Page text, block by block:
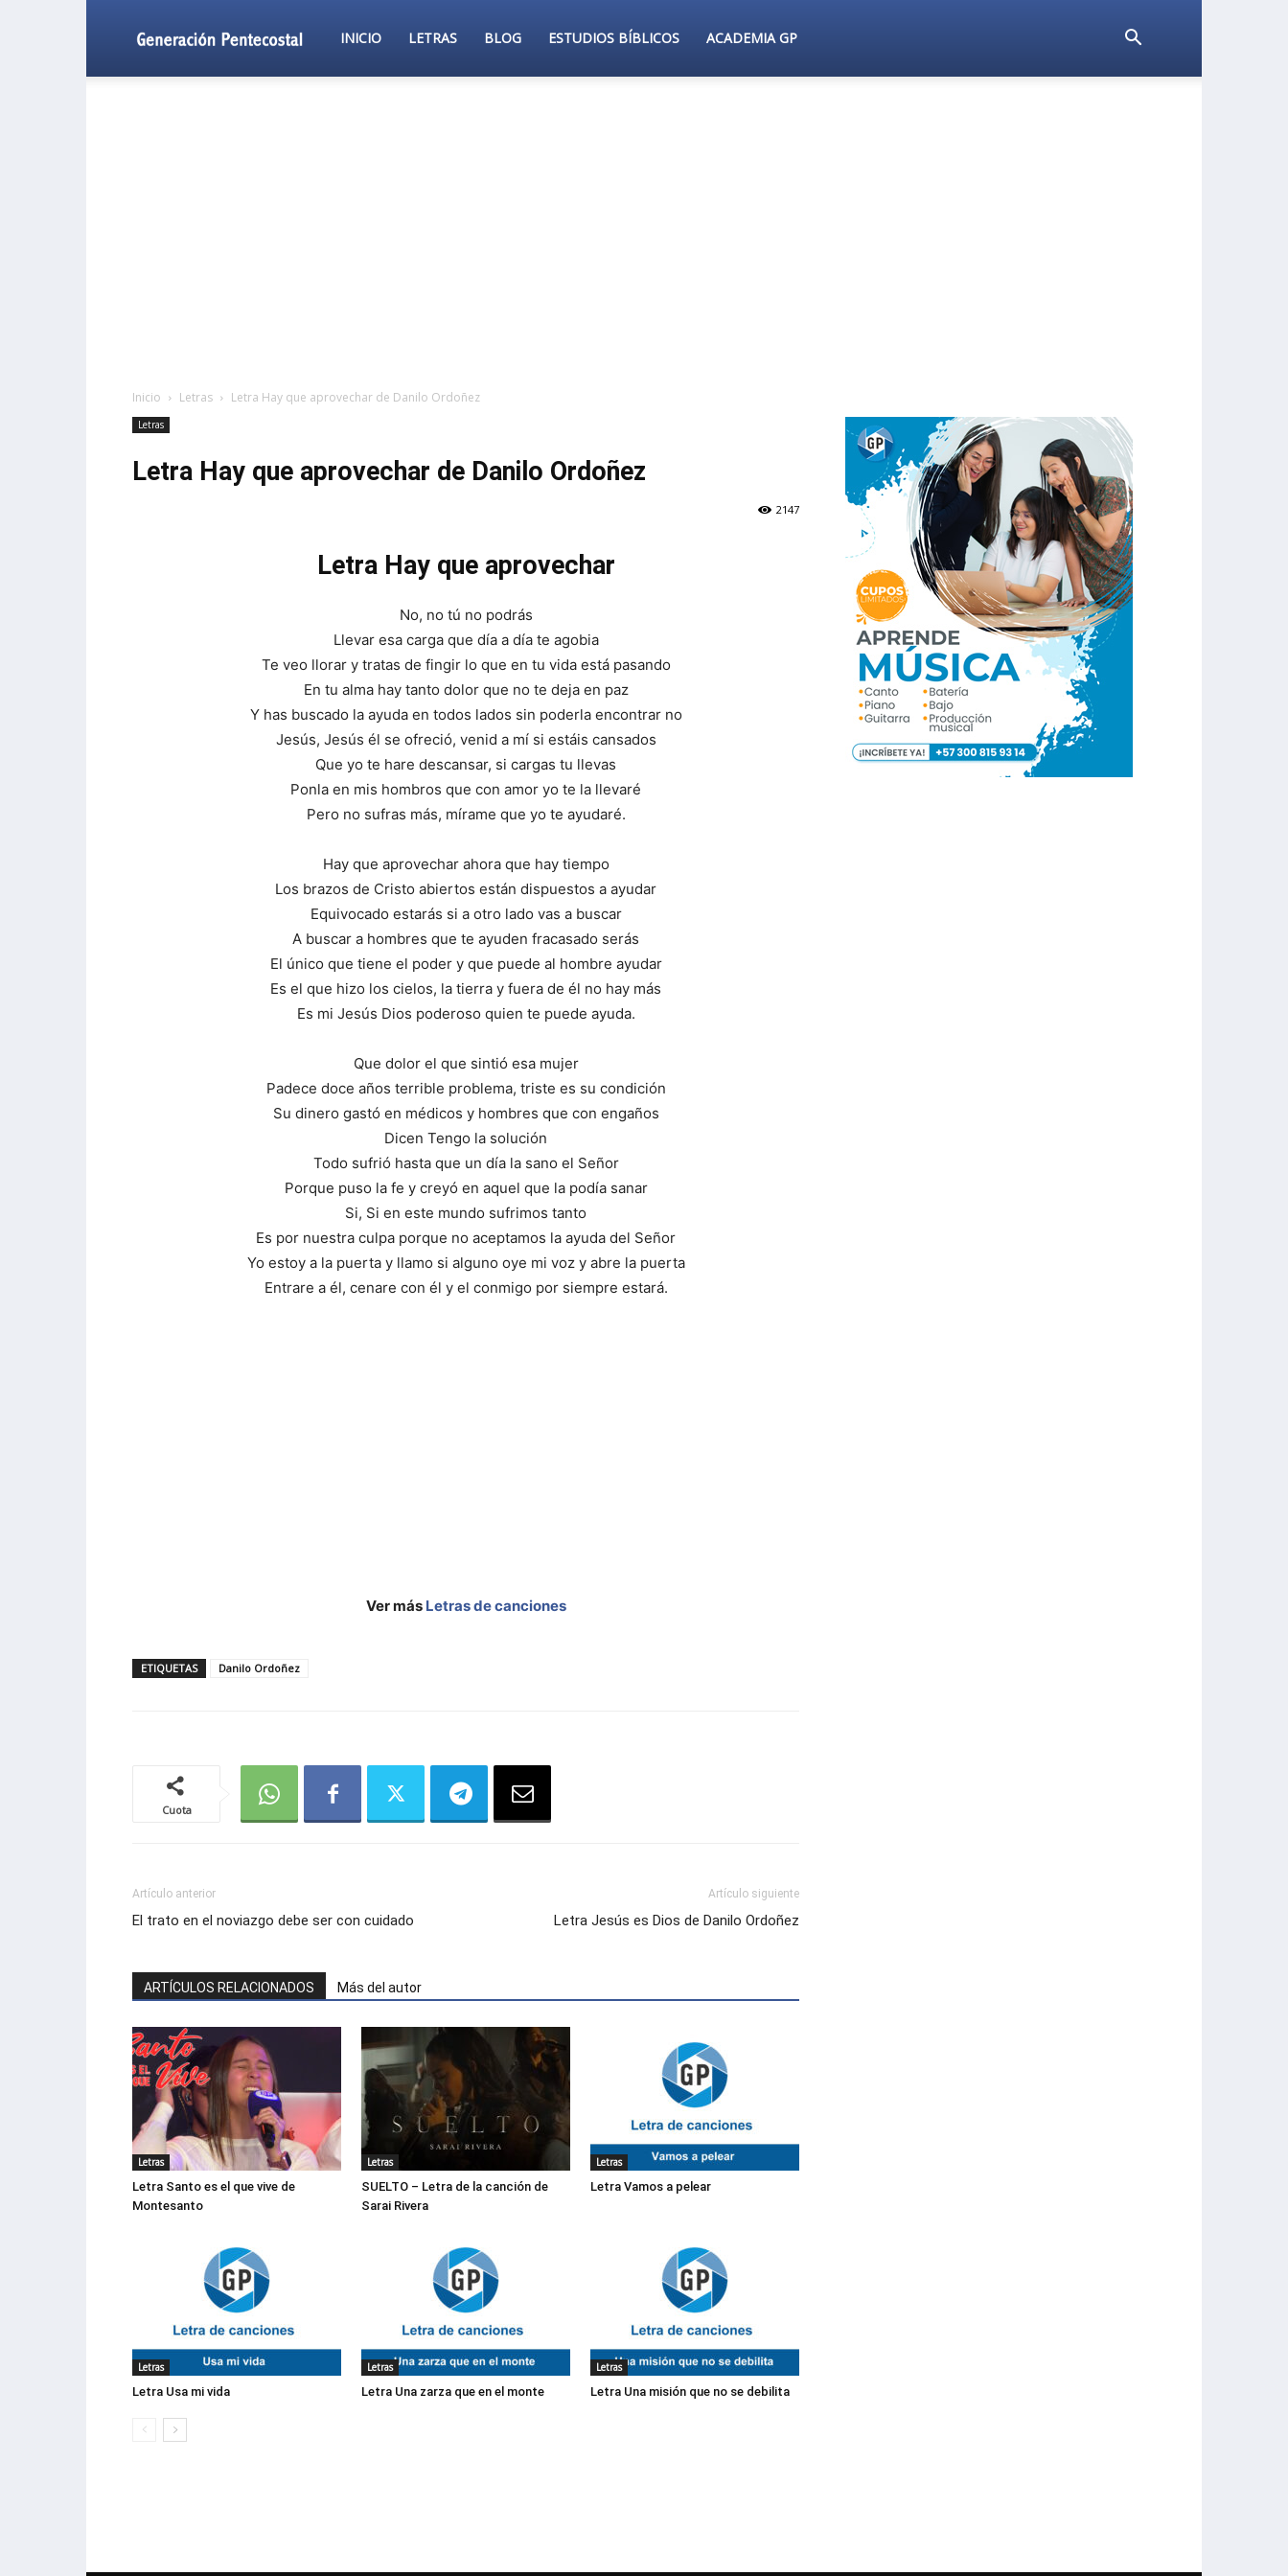
Generación
INICIO LETRAS BLOG ESTUDIOS BÍBLICOS ACADEMIA GP
Inicio Letras Letra Hay que aprovechar de Danilo Ordoñez
Letras
Letra Hay que aprovechar de Danilo Ordoñez
2147
Letra Hay que aprovechar
No, no tú no podrás
Llevar esa carga que día a día te agobia
Te veo llorar y tratas de fingir lo que en tu vida está pasando
En tu alma hay tanto dolor que no te deja en paz
Y has buscado la ayuda en todos lados sin poderla encontrar no
Jesús, Jesús él se ofreció, venid a mí si estáis cansados
Que yo te hare descansar, si cargas tu llevas
Ponla en mis hombros que con amor yo te la llevaré
Pero no sufras más, mírame que yo te ayudaré.
Hay que aprovechar ahora que hay tiempo
Los brazos de Cristo abiertos están dispuestos a ayudar
Equivocado estarás si a otro lado vas a buscar
A buscar a hombres que te ayuden fracasado serás
El único que tiene el poder y que puede al hombre ayudar
Es el que hizo los cielos, la tierra y fuera de él no hay más
Es mi Jesús Dios poderoso quien te puede ayuda.
Que dolor el que sintió esa mujer
Padece doce años terrible problema, triste es su condición
Su dinero gastó en médicos y hombres que con engaños
Dicen Tengo la solución
Todo sufrió hasta que un día la sano el Señor
Porque puso la fe y creyó en aquel que la podía sanar
Si, Si en este mundo sufrimos tanto
Es por nuestra culpa porque no aceptamos la ayuda del Señor
Yo estoy a la puerta y llamo si alguno oye mi voz y abre la puerta
Entrare a él, cenare con él y el conmigo por siempre estará.
Ver más Letras de canciones
ETIQUETAS Danilo Ordoñez
Cuota
Artículo anterior
El trato en el noviazgo debe ser con cuidado
Artículo siguiente
Letra Jesús es Dios de Danilo Ordoñez
ARTÍCULOS RELACIONADOS Más del autor
Letras
Letra Santo es el que vive de
Montesanto
Letras
SUELTO – Letra de la canción de
Sarai Rivera
Letras
Letra Vamos a pelear
Letras
Letra Usa mi vida
Letras
Letra Una zarza que en el monte
Letras
Letra Una misión que no se debilita